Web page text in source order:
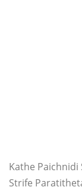
Kathe Paichnidi
Strife